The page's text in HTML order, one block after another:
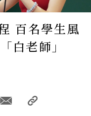
百名學生風
白老師」